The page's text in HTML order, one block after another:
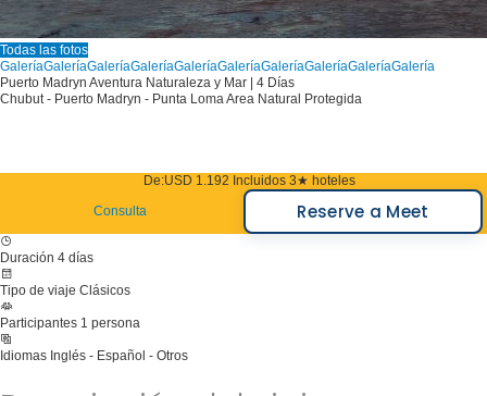
Todas las fotos
GaleríaGaleríaGaleríaGaleríaGaleríaGaleríaGaleríaGaleríaGaleríaGalería
Puerto Madryn Aventura Naturaleza y Mar | 4 Días
Chubut - Puerto Madryn - Punta Loma Area Natural Protegida
De:USD 1.192 Incluidos 3★ hoteles
Consulta
Reserve a Meet
Duración 4 días
Tipo de viaje Clásicos
Participantes 1 persona
Idiomas Inglés - Español - Otros